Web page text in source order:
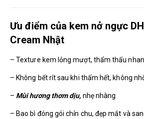
Ưu điểm của kem nở ngực
Cream Nhật
– Texture kem lỏng mượt, thẩm thấu
– Không bết rít sau khi thấm hết, không
– Mùi hương thơm dịu, nhẹ nhàng
– Bao bì đóng gói chỉn chu, đẹp mắt và